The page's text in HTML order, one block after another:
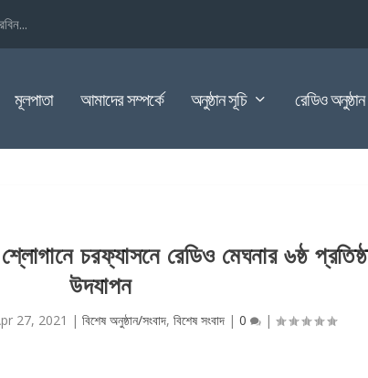
মূলপাতা আমাদের সম্পর্কে অনুষ্ঠান সূচি রেডিও অনুষ্ঠান
চরফ্যাসনে রেডিও মেঘনার ৬ষ্ঠ
উদযাপন
27, 2021 | বিশেষ অনুষ্ঠান/সংবাদ, বিশেষ সংবাদ| 0 |